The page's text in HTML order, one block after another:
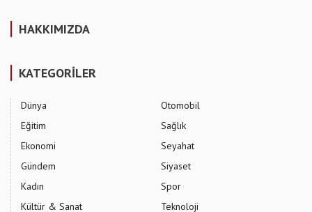
HAKKIMIZDA
KATEGORİLER
Dünya
Eğitim
Ekonomi
Gündem
Kadın
Kültür & Sanat
Otomobil
Sağlık
Seyahat
Siyaset
Spor
Teknoloji